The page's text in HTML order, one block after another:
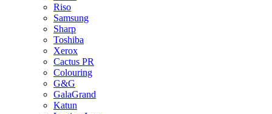
Riso
Samsung
Sharp
Toshiba
Xerox
Cactus PR
Colouring
G&G
GalaGrand
Katun